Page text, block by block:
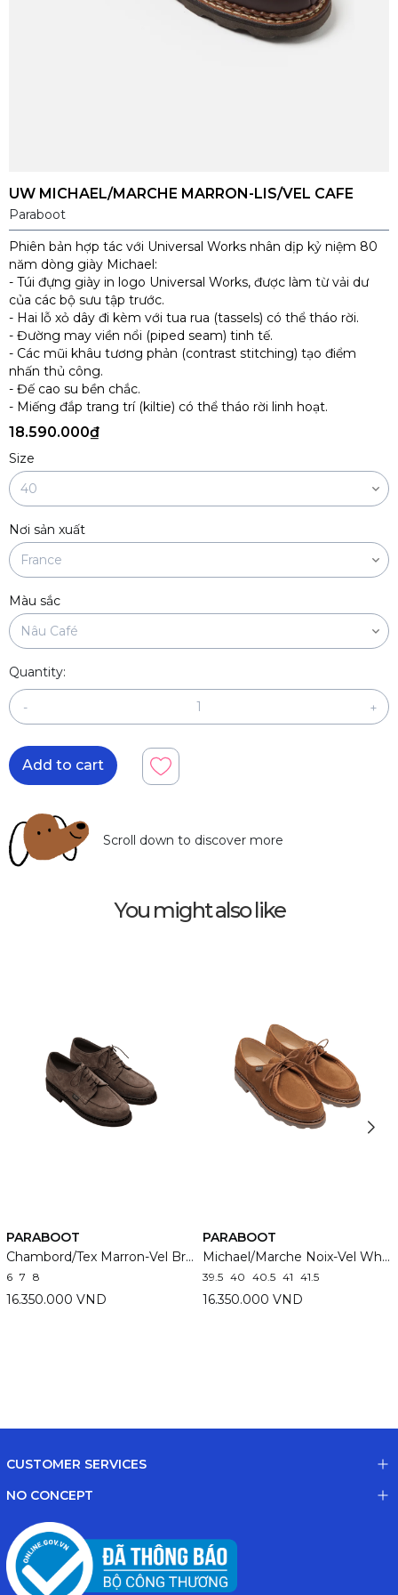
UW MICHAEL/MARCHE MARRON-LIS/VEL CAFE
Paraboot
Phiên bản hợp tác với Universal Works nhân dịp kỷ niệm 80
năm dòng giày Michael:
- Túi đựng giày in logo Universal Works, được làm từ vải dư
của các bộ sưu tập trước.
- Hai lỗ xỏ dây đi kèm với tua rua (tassels) có thể tháo rời.
- Đường may viền nổi (piped seam) tinh tế.
- Các mũi khâu tương phản (contrast stitching) tạo điểm
nhấn thủ công.
- Đế cao su bền chắc.
- Miếng đắp trang trí (kiltie) có thể tháo rời linh hoạt.
18.590.000₫
Size
Nơi sản xuất
Màu sắc
Quantity:
- +
Add to cart
Scroll down to discover more
You might also like
PARABOOT
Chambord/Tex Marron-Vel Brun
6 7 8
16.350.000 VND
PARABOOT
Michael/Marche Noix-Vel Whisky
39.5 40 40.5 41 41.5
16.350.000 VND
CUSTOMER SERVICES
NO CONCEPT